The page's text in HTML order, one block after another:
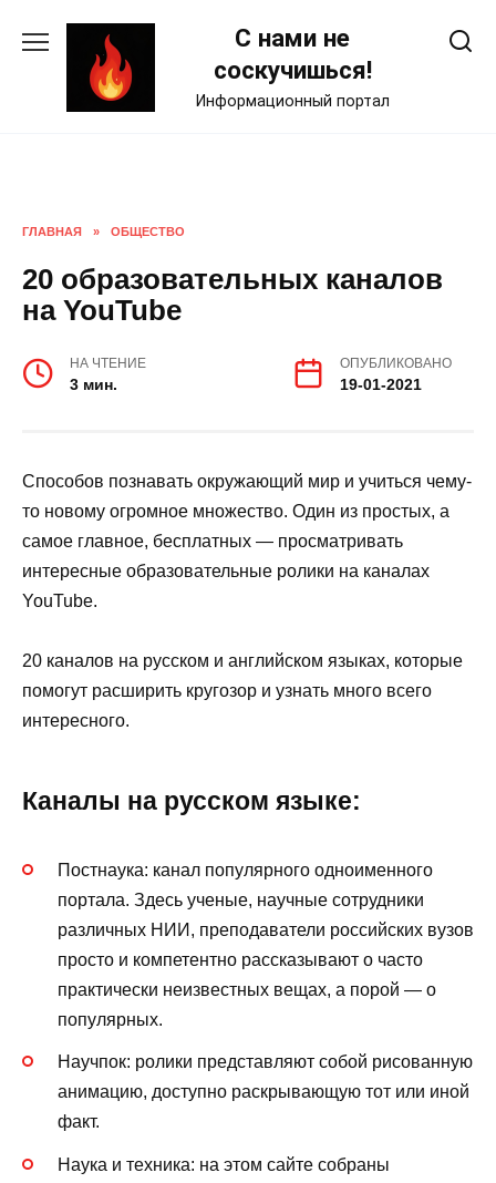
С нами не
соскучишься!
Информационный портал
ГЛАВНАЯ » ОБЩЕСТВО
20 образовательных каналов
на YouTube
НА ЧТЕНИЕ
3 мин.
ОПУБЛИКОВАНО
19-01-2021
Способов познавать окружающий мир и учиться чему-
то новому огромное множество. Один из простых, а
самое главное, бесплатных — просматривать
интересные образовательные ролики на каналах
YouTube.
20 каналов на русском и английском языках, которые
помогут расширить кругозор и узнать много всего
интересного.
Каналы на русском языке:
Постнаука: канал популярного одноименного
портала. Здесь ученые, научные сотрудники
различных НИИ, преподаватели российских вузов
просто и компетентно рассказывают о часто
практически неизвестных вещах, а порой — о
популярных.
Научпок: ролики представляют собой рисованную
анимацию, доступно раскрывающую тот или иной
факт.
Наука и техника: на этом сайте собраны